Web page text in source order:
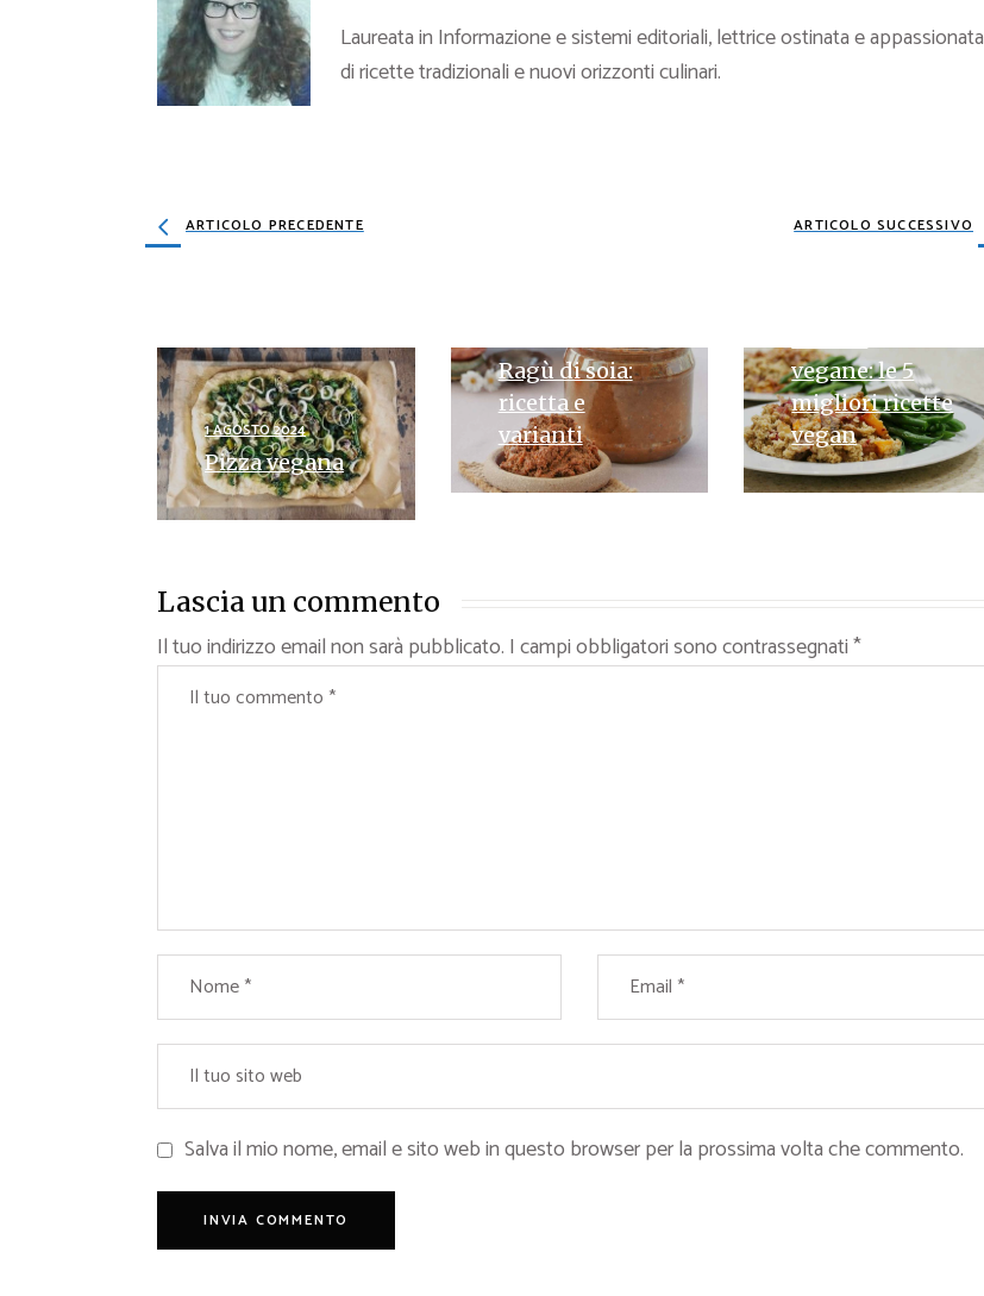
Laureata in Informazione e sistemi editoriali, lettrice ostinata e appassionata
di ricette tradizionali e nuovi orizzonti culinari.
ARTICOLO PRECEDENTE ARTICOLO SUCCESSIVO
1 AGOSTO 2024
Pizza vegana
Ragù di soia:
ricetta e
varianti
vegane: le 5
migliori ricette
vegan
Lascia un commento
Il tuo indirizzo email non sarà pubblicato. I campi obbligatori sono contrassegnati*
Salva il mio nome, email e sito web in questo browser per la prossima volta che commento.